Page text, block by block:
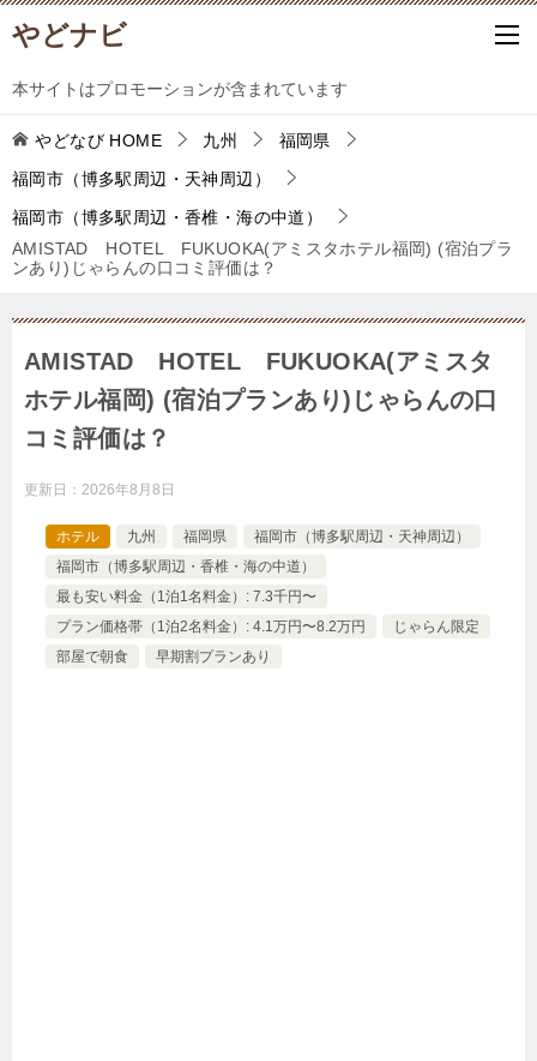
やどナビ
本サイトはプロモーションが含まれています
やどなび HOME 九州
福岡県
福岡市（博多駅周辺・天神周辺）
福岡市（博多駅周辺・香椎・海の中道）
AMISTAD HOTEL FUKUOKA(アミスタホテル福岡) (宿泊プラ
ンあり)じゃらんの口コミ評価は？
AMISTAD HOTEL FUKUOKA(アミスタ
ホテル福岡) (宿泊プランあり)じゃらんの口
コミ評価は？
更新日： 2026年8月8日
ホテル 九州 福岡県
福岡市（博多駅周辺・天神周辺）
福岡市（博多駅周辺・香椎・海の中道）
最も安い料金（1泊1名料金）: 7.3千円〜
プラン価格帯（1泊2名料金）: 4.1万円〜8.2万円
じゃらん限定
部屋で朝食
早期割プランあり